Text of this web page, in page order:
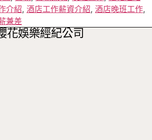
介紹, 酒店工作薪資介紹, 酒店晚班工作,
兼差
花娛樂經紀公司